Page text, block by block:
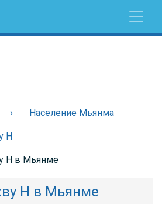
Население Мьянма
Н
Н в Мьянме
Н в Мьянме